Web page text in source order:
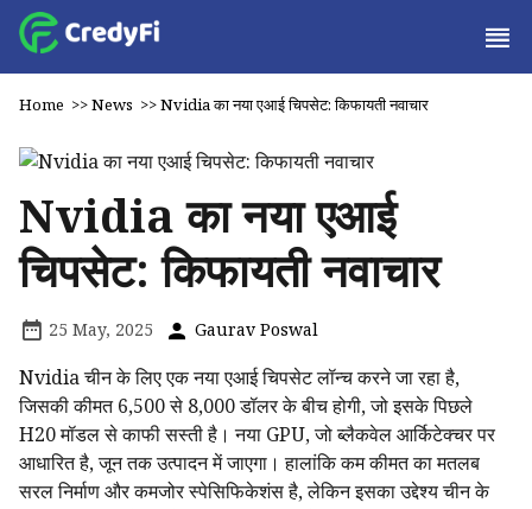
Home >>News >>Nvidia का नया एआई चिपसेट: किफायती नवाचार
Nvidia का नया एआई
चिपसेट: किफायती नवाचार
25 May, 2025 Gaurav Poswal
Nvidia चीन के लिए एक नया एआई चिपसेट लॉन्च करने जा रहा है,
जिसकी कीमत 6,500 से 8,000 डॉलर के बीच होगी, जो इसके पिछले
H20 मॉडल से काफी सस्ती है। नया GPU, जो ब्लैकवेल आर्किटेक्चर पर
आधारित है, जून तक उत्पादन में जाएगा। हालांकि कम कीमत का मतलब
सरल निर्माण और कमजोर स्पेसिफिकेशंस है, लेकिन इसका उद्देश्य चीन के